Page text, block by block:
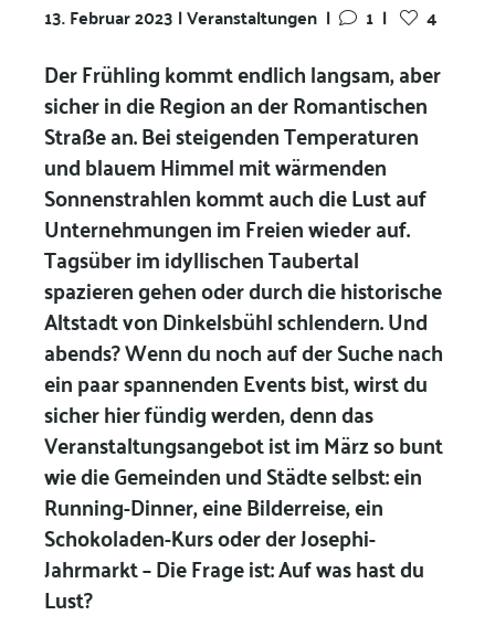
13. Februar 2023 | Veranstaltungen | 1 | 4
Der Frühling kommt endlich langsam, aber
sicher in die Region an der Romantischen
Straße an. Bei steigenden Temperaturen
und blauem Himmel mit wärmenden
Sonnenstrahlen kommt auch die Lust auf
Unternehmungen im Freien wieder auf.
Tagsüber im idyllischen Taubertal
spazieren gehen oder durch die historische
Altstadt von Dinkelsbühl schlendern. Und
abends? Wenn du noch auf der Suche nach
ein paar spannenden Events bist, wirst du
sicher hier fündig werden, denn das
Veranstaltungsangebot ist im März so bunt
wie die Gemeinden und Städte selbst: ein
Running-Dinner, eine Bilderreise, ein
Schokoladen-Kurs oder der Josephi-
Jahrmarkt – Die Frage ist: Auf was hast du
Lust?